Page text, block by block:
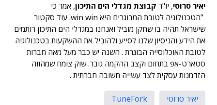
יאיר סרוסי, יו"ר קבוצת מגדלי הים התיכון, אמר כי
"הטכנולוגיה לטובת המבוגרים היא win win. עוד סקטור
שישראל תהיה בו שחקן מוביל ואנחנו במגדלי הים התיכון רותמים
את הידע והניסיון שלנו לסייע ולהוביל את ההשקעות בטכנולוגיה
לטובת האוכלוסייה הבוגרת . השנה יש כבר מעל מאה חברות
סטארט-אפ בתחום וקצב ההקמה גובר. שוק צומח שמהווה
הזדמנות עסקית לצד עשייה חשובה חברתית .
יאיר סרוסי
TuneFork